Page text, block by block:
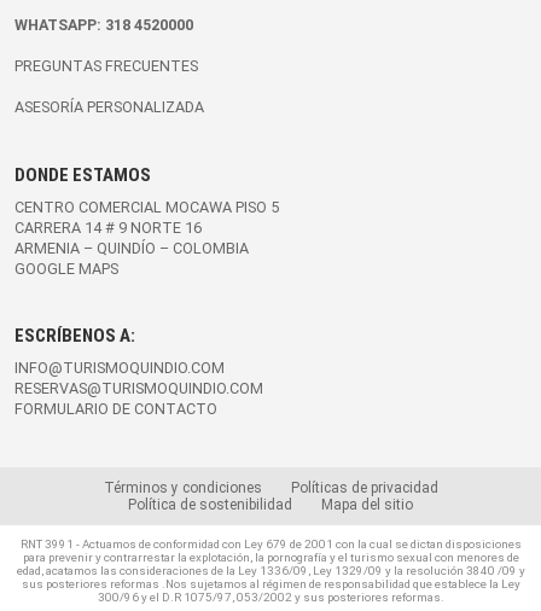
WHATSAPP: 318 4520000
PREGUNTAS FRECUENTES
ASESORÍA PERSONALIZADA
DONDE ESTAMOS
CENTRO COMERCIAL MOCAWA PISO 5
CARRERA 14 # 9 NORTE 16
ARMENIA – QUINDÍO – COLOMBIA
GOOGLE MAPS
ESCRÍBENOS A:
INFO@TURISMOQUINDIO.COM
RESERVAS@TURISMOQUINDIO.COM
FORMULARIO DE CONTACTO
Términos y condiciones
Políticas de privacidad
Política de sostenibilidad
Mapa del sitio
RNT 3991 - Actuamos de conformidad con Ley 679 de 2001 con la cual se dictan disposiciones
para prevenir y contrarrestar la explotación, la pornografía y el turismo sexual con menores de
edad, acatamos las consideraciones de la Ley 1336/09, Ley 1329/09 y la resolución 3840 /09 y
sus posteriores reformas .Nos sujetamos al régimen de responsabilidad que establece la Ley
300/96 y el D.R 1075/97, 053/2002 y sus posteriores reformas.